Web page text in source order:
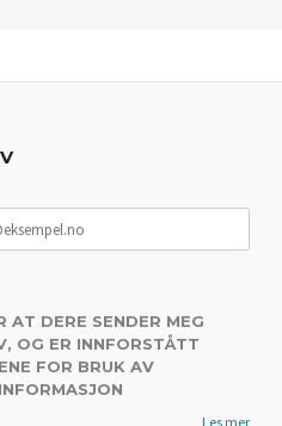
AT DERE SENDER MEG
OG ER INNFORSTÅTT
FOR BRUK AV
Les mer